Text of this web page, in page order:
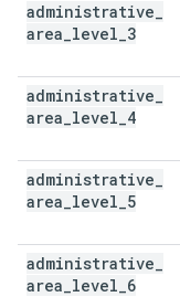
administrative
area level 3
administrative
area level 4
administrative
area level 5
administrative
area level 6